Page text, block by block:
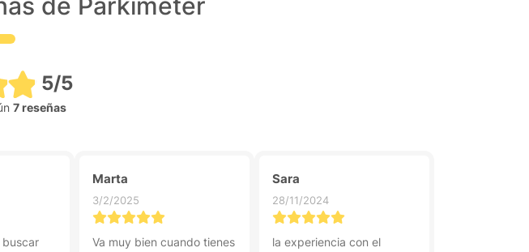
5/5
7 reseñas
buscar
Marta
3/2/2025
Va muy bien cuando tienes
Sara
28/11/2024
la experiencia con el